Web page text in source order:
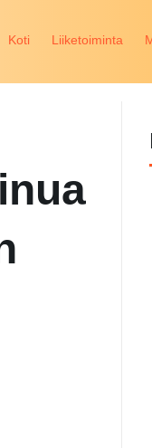
Koti Liiketoiminta